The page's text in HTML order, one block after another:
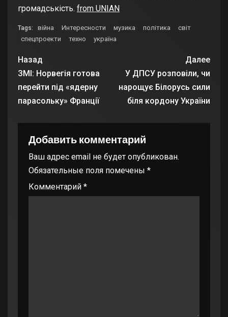
громадськість. from UNIAN
Tags: війна Интересности музика політика
світ
спецпроекти
техно україна
Назад
ЗМІ: Норвегія готова
перейти під «ядерну
парасольку» Франції
Далее
У ДПСУ розповіли, чи
нарощує Білорусь сили
біля кордону України
Добавить комментарий
Ваш адрес email не будет опубликован.
Обязательные поля помечены *
Комментарий *